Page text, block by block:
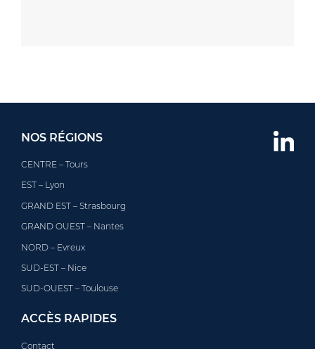
NOS RÉGIONS
CENTRE – Tours
EST – Lyon
GRAND EST – Strasbourg
GRAND OUEST – Nantes
NORD – Evreux
SUD-EST – Nice
SUD-OUEST – Toulouse
ACCÈS RAPIDES
Contact